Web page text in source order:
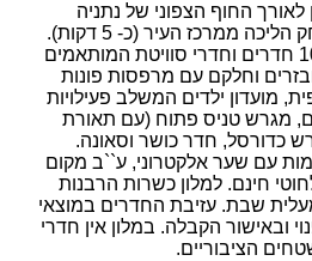
לאורך החוף הצפוני של נתניה
ומשקיף אל הים ובמרחק הליכה ממרכז העיר (כ- 5 דקות).
במלון העונות נתניה 100 חדרים וחדרי סוויטת המותאמים
וחלקם עם מרפסות פונות
מועדון ילדים המשלב פעילויות
מגרש טניס פתוח (עם תאורת
כדורסל, חדר כושר וסאונה.
עם שער אלקטרוני, ע``ב מקום
חינם. למלון כשרות הרבנות
שבת. עזיבת החדרים במוצאי
ובאישור הקבלה. במלון אין חדרי
הציבוריים.